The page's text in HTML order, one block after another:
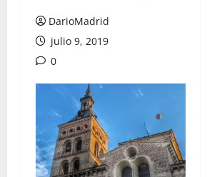
DarioMadrid
julio 9, 2019
0